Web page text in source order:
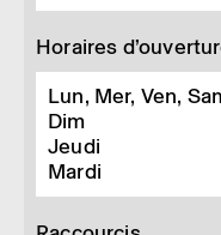
Horaires
Lun, Mer, Ven,
Dim
Jeudi
Mardi